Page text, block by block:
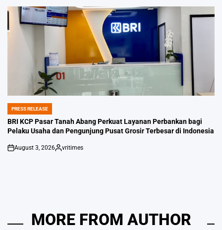
by
POSTED
IN
PRESS RELEASE
BRI KCP Pasar Tanah Abang Perkuat Layanan Perbankan bagi
Pelaku Usaha dan Pengunjung Pusat Grosir Terbesar di Indonesia
on
August 3, 2026
Posted
vritimes
MORE FROM AUTHOR